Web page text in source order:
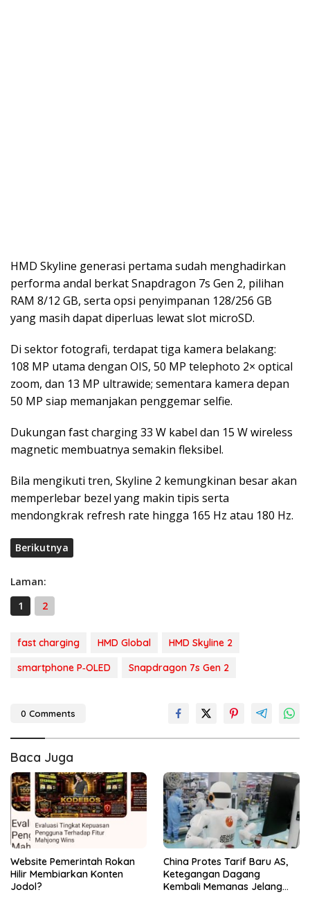
HMD Skyline generasi pertama sudah menghadirkan
performa andal berkat Snapdragon 7s Gen 2, pilihan
RAM 8/12 GB, serta opsi penyimpanan 128/256 GB
yang masih dapat diperluas lewat slot microSD.
Di sektor fotografi, terdapat tiga kamera belakang:
108 MP utama dengan OIS, 50 MP telephoto 2× optical
zoom, dan 13 MP ultrawide; sementara kamera depan
50 MP siap memanjakan penggemar selfie.
Dukungan fast charging 33 W kabel dan 15 W wireless
magnetic membuatnya semakin fleksibel.
Bila mengikuti tren, Skyline 2 kemungkinan besar akan
memperlebar bezel yang makin tipis serta
mendongkrak refresh rate hingga 165 Hz atau 180 Hz.
Berikutnya
Laman:
1
2
fast charging HMD Global
HMD Skyline 2
smartphone P‑OLED
Snapdragon 7s Gen 2
0 Comments
Baca Juga
Website Pemerintah Rokan
Hilir Membiarkan Konten
Jodol?
China Protes Tarif Baru AS,
Ketegangan Dagang
Kembali Memanas Jelang